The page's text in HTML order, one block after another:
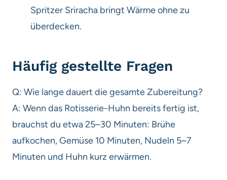
Spritzer Sriracha bringt Wärme ohne zu
überdecken.
Häufig gestellte Fragen
Q: Wie lange dauert die gesamte Zubereitung?
A: Wenn das Rotisserie-Huhn bereits fertig ist,
brauchst du etwa 25–30 Minuten: Brühe
aufkochen, Gemüse 10 Minuten, Nudeln 5–7
Minuten und Huhn kurz erwärmen.